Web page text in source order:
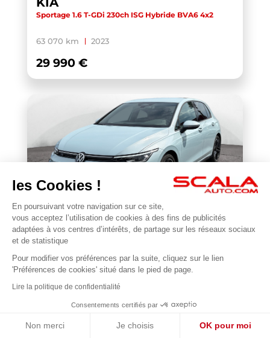
Sportage 1.6 T-GDi 230ch ISG Hybride BVA6 4x2
63 070 km 2023
29 990 €
VOLKSWAGEN
Golf 1.5 eTSI EVO2 116 DSG7
22 677 km
31 990 €
les Cookies !
En poursuivant votre navigation sur ce site,
vous acceptez l’utilisation de cookies à des fins de publicités
adaptées à vos centres d’intérêts, de partage sur les réseaux sociaux
et de statistique
Pour modifier vos préférences par la suite, cliquez sur le lien
'Préférences de cookies' situé dans le pied de page.
Lire la politique de confidentialité
Consentements certifiés par
Non merci Je choisis OK pour moi